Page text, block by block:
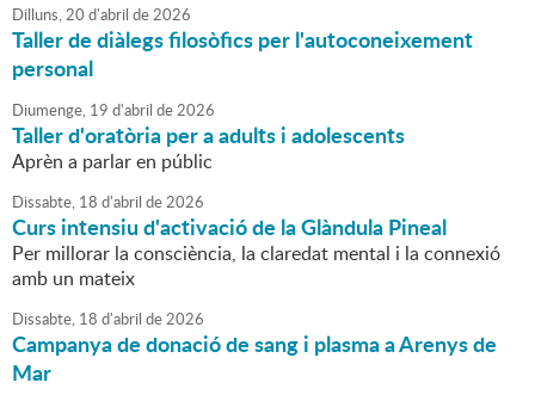
Dilluns,20 d'abril de2026
Taller de diàlegs filosòfics per l'autoconeixement
personal
Diumenge, 19 d'abril de2026
Taller d'oratòria per a adults i adolescents
Aprèn a parlar en públic
Dissabte, 18 d'abril de2026
Curs intensiu d'activació de la Glàndula Pineal
Per millorar la consciència, la claredat mental i la connexió
amb un mateix
Dissabte, 18 d'abril de2026
Campanya de donació de sang i plasma a Arenys de
Mar